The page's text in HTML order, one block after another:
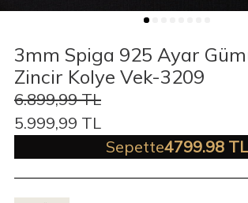
3mm Spiga 925 Ayar
Zincir Kolye Vek-3209
6.899,99TL
5.999,99 TL
Sepette4799.98 TL